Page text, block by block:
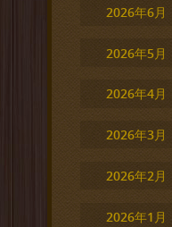
2026年6月
2026年5月
2026年4月
2026年3月
2026年2月
2026年1月